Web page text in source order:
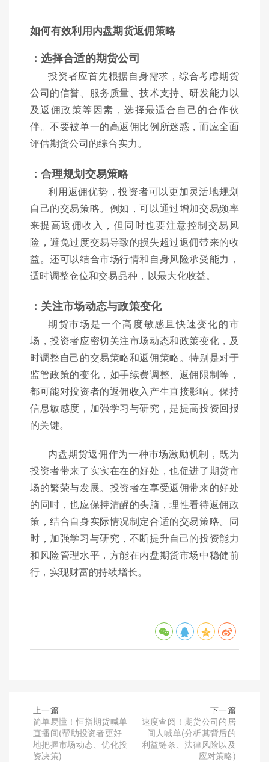
如何有效利用内盘期货返佣策略
：选择合适的期货公司
投资者应首先根据自身需求，综合考虑期货
公司的信誉、服务质量、技术支持、研发能力以
及返佣政策等因素，选择最适合自己的合作伙
伴。不要被单一的高返佣比例所迷惑，而应全面
评估期货公司的综合实力。
：合理规划交易策略
利用返佣优势，投资者可以更加灵活地规划
自己的交易策略。例如，可以通过增加交易频率
来提高返佣收入，但同时也要注意控制交易风
险，避免过度交易导致的损失超过返佣带来的收
益。还可以结合市场行情和自身风险承受能力，
适时调整仓位和交易品种，以最大化收益。
：关注市场动态与政策变化
期货市场是一个高度敏感且快速变化的市
场，投资者应密切关注市场动态和政策变化，及
时调整自己的交易策略和返佣策略。特别是对于
监管政策的变化，如手续费调整、返佣限制等，
都可能对投资者的返佣收入产生直接影响。保持
信息敏感度，加强学习与研究，是提高投资回报
的关键。
内盘期货返佣作为一种市场激励机制，既为
投资者带来了实实在在的好处，也促进了期货市
场的繁荣与发展。投资者在享受返佣带来的好处
的同时，也应保持清醒的头脑，理性看待返佣政
策，结合自身实际情况制定合适的交易策略。同
时，加强学习与研究，不断提升自己的投资能力
和风险管理水平，方能在内盘期货市场中稳健前
行，实现财富的持续增长。
上一篇
简单易懂！恒指期货喊单
直播间(帮助投资者更好
地把握市场动态、优化投
资决策)
下一篇
速度查阅！期货公司的居
间人喊单(分析其背后的
利益链条、法律风险以及
应对策略)